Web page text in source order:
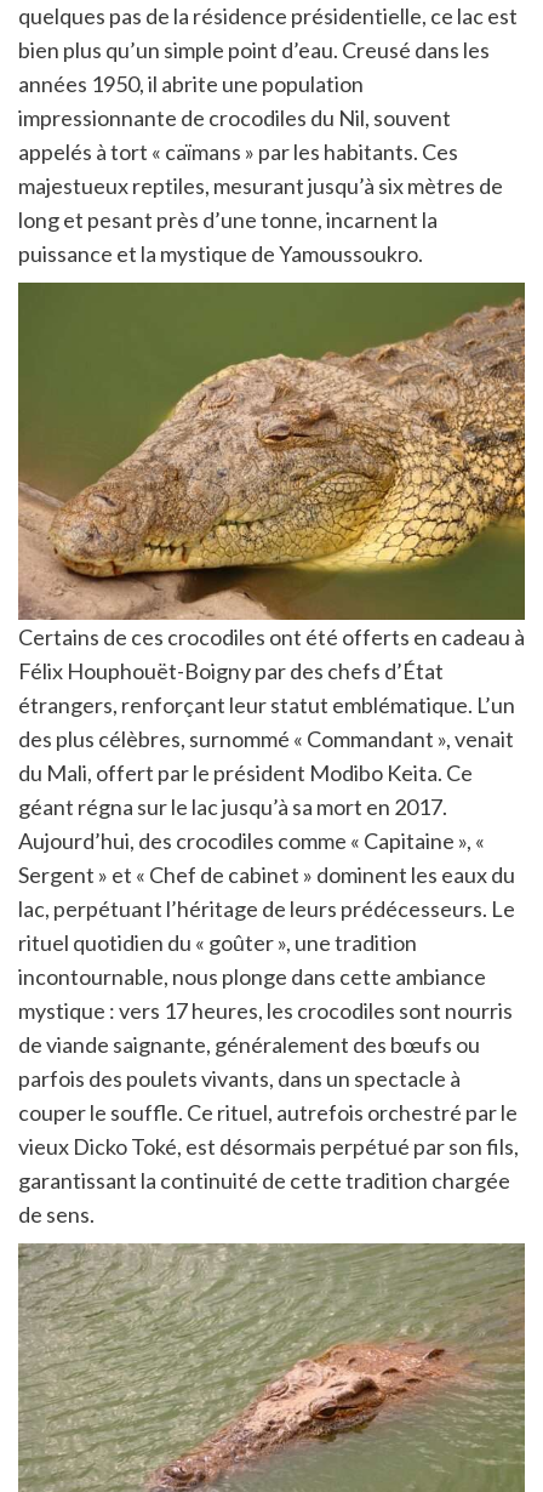
quelques pas de la résidence présidentielle, ce lac est
bien plus qu’un simple point d’eau. Creusé dans les
années 1950, il abrite une population
impressionnante de crocodiles du Nil, souvent
appelés à tort « caïmans » par les habitants. Ces
majestueux reptiles, mesurant jusqu’à six mètres de
long et pesant près d’une tonne, incarnent la
puissance et la mystique de Yamoussoukro.
Certains de ces crocodiles ont été offerts en cadeau à
Félix Houphouët-Boigny par des chefs d’État
étrangers, renforçant leur statut emblématique. L’un
des plus célèbres, surnommé « Commandant », venait
du Mali, offert par le président Modibo Keita. Ce
géant régna sur le lac jusqu’à sa mort en 2017.
Aujourd’hui, des crocodiles comme « Capitaine », «
Sergent » et « Chef de cabinet » dominent les eaux du
lac, perpétuant l’héritage de leurs prédécesseurs. Le
rituel quotidien du « goûter », une tradition
incontournable, nous plonge dans cette ambiance
mystique : vers 17 heures, les crocodiles sont nourris
de viande saignante, généralement des bœufs ou
parfois des poulets vivants, dans un spectacle à
couper le souffle. Ce rituel, autrefois orchestré par le
vieux Dicko Toké, est désormais perpétué par son fils,
garantissant la continuité de cette tradition chargée
de sens.